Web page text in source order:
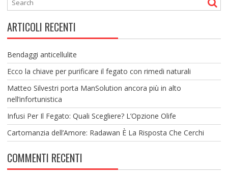
ARTICOLI RECENTI
Bendaggi anticellulite
Ecco la chiave per purificare il fegato con rimedi naturali
Matteo Silvestri porta ManSolution ancora più in alto
nell’infortunistica
Infusi Per Il Fegato: Quali Scegliere? L’Opzione Olife
Cartomanzia dell’Amore: Radawan È La Risposta Che Cerchi
COMMENTI RECENTI